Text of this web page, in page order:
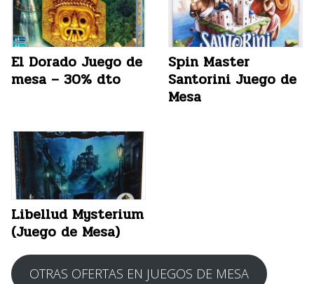
El Dorado Juego de
mesa – 30% dto
Spin Master
Santorini Juego de
Mesa
Libellud Mysterium
(Juego de Mesa)
OTRAS OFERTAS EN JUEGOS DE MESA